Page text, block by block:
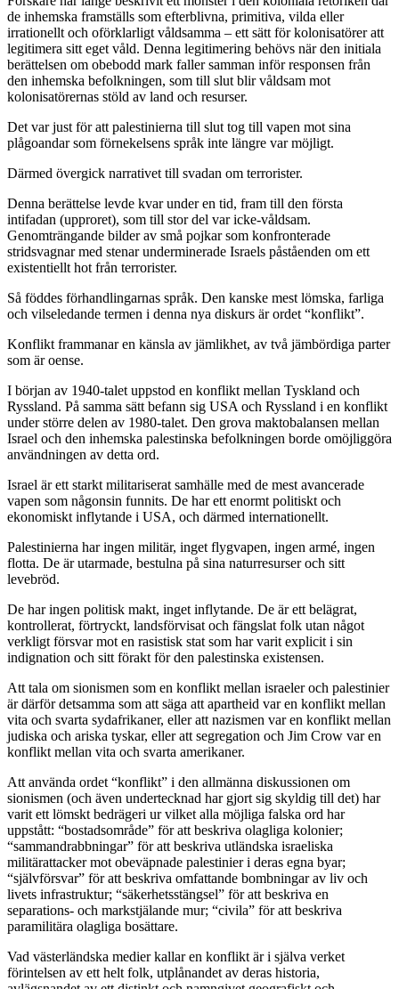
de inhemska framställs som efterblivna, primitiva, vilda eller
irrationellt och oförklarligt våldsamma – ett sätt för kolonisatörer att
legitimera sitt eget våld. Denna legitimering behövs när den initiala
berättelsen om obebodd mark faller samman inför responsen från
den inhemska befolkningen, som till slut blir våldsam mot
kolonisatörernas stöld av land och resurser.
Det var just för att palestinierna till slut tog till vapen mot sina
plågoandar som förnekelsens språk inte längre var möjligt.
Därmed övergick narrativet till svadan om terrorister.
Denna berättelse levde kvar under en tid, fram till den första
intifadan (upproret), som till stor del var icke-våldsam.
Genomträngande bilder av små pojkar som konfronterade
stridsvagnar med stenar underminerade Israels påståenden om ett
existentiellt hot från terrorister.
Så föddes förhandlingarnas språk. Den kanske mest lömska, farliga
och vilseledande termen i denna nya diskurs är ordet “konflikt”.
Konflikt frammanar en känsla av jämlikhet, av två jämbördiga parter
som är oense.
I början av 1940-talet uppstod en konflikt mellan Tyskland och
Ryssland. På samma sätt befann sig USA och Ryssland i en konflikt
under större delen av 1980-talet. Den grova maktobalansen mellan
Israel och den inhemska palestinska befolkningen borde omöjliggöra
användningen av detta ord.
Israel är ett starkt militariserat samhälle med de mest avancerade
vapen som någonsin funnits. De har ett enormt politiskt och
ekonomiskt inflytande i USA, och därmed internationellt.
Palestinierna har ingen militär, inget flygvapen, ingen armé, ingen
flotta. De är utarmade, bestulna på sina naturresurser och sitt
levebröd.
De har ingen politisk makt, inget inflytande. De är ett belägrat,
kontrollerat, förtryckt, landsförvisat och fängslat folk utan något
verkligt försvar mot en rasistisk stat som har varit explicit i sin
indignation och sitt förakt för den palestinska existensen.
Att tala om sionismen som en konflikt mellan israeler och palestinier
är därför detsamma som att säga att apartheid var en konflikt mellan
vita och svarta sydafrikaner, eller att nazismen var en konflikt mellan
judiska och ariska tyskar, eller att segregation och Jim Crow var en
konflikt mellan vita och svarta amerikaner.
Att använda ordet “konflikt” i den allmänna diskussionen om
sionismen (och även undertecknad har gjort sig skyldig till det) har
varit ett lömskt bedrägeri ur vilket alla möjliga falska ord har
uppstått: “bostadsområde” för att beskriva olagliga kolonier;
“sammandrabbningar” för att beskriva utländska israeliska
militärattacker mot obeväpnade palestinier i deras egna byar;
“självförsvar” för att beskriva omfattande bombningar av liv och
livets infrastruktur; “säkerhetsstängsel” för att beskriva en
separations- och markstjälande mur; “civila” för att beskriva
paramilitära olagliga bosättare.
Vad västerländska medier kallar en konflikt är i själva verket
förintelsen av ett helt folk, utplånandet av deras historia,